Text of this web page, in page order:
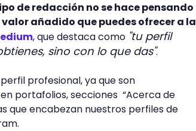
de redacción no se hace pensando
añadido que puedes ofrecer a la
, que destaca como "tu perfil
sino con lo que das".
profesional, ya que son
portafolios, secciones “Acerca de
que encabezan nuestros perfiles de